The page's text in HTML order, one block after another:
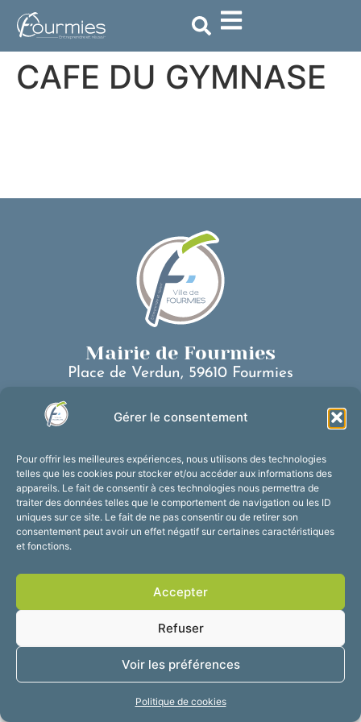
Gérer le consentement
Pour offrir les meilleures expériences, nous utilisons des technologies
telles que les cookies pour stocker et/ou accéder aux informations des
appareils. Le fait de consentir à ces technologies nous permettra de
traiter des données telles que le comportement de navigation ou les ID
uniques sur ce site. Le fait de ne pas consentir ou de retirer son
consentement peut avoir un effet négatif sur certaines caractéristiques
et fonctions.
Accepter
Refuser
Voir les préférences
Politique de cookies
principal
CAFE DU GYMNASE
Mairie de Fourmies
Place de Verdun, 59610 Fourmies
Nous contacter
Du lundi au vendredi :
de 8h30 à 12h et de 13h30 à 17h30
Suivez-nous !
Mentions légales
Plan du site
Confidentialité
2025 © Propulsé par
Utopia